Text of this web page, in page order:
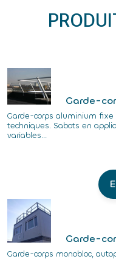
Garde-
Garde-corps aluminium
techniques. Sabots en
variables...
Garde-
Garde-corps monobloc,